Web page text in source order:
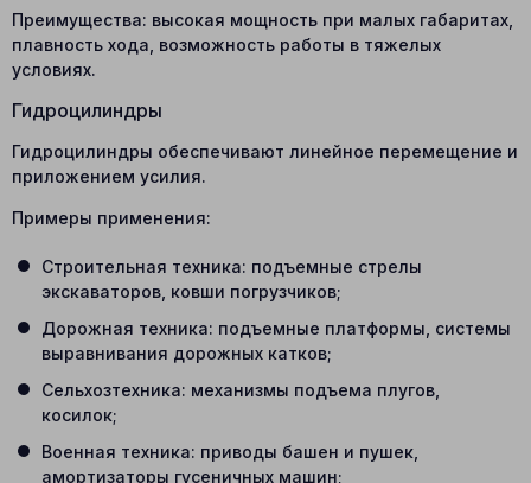
Преимущества: высокая мощность при малых габаритах,
плавность хода, возможность работы в тяжелых
условиях.
Гидроцилиндры
Гидроцилиндры обеспечивают линейное перемещение и
приложением усилия.
Примеры применения:
Строительная техника: подъемные стрелы
экскаваторов, ковши погрузчиков;
Дорожная техника: подъемные платформы, системы
выравнивания дорожных катков;
Сельхозтехника: механизмы подъема плугов,
косилок;
Военная техника: приводы башен и пушек,
амортизаторы гусеничных машин;